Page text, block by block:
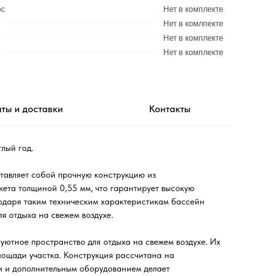
Нет в комплекте
Нет в комлпекте
Нет в комплекте
Нет в комплекте
и доставки Контакты
год.
собой прочную конструкцию из
толщиной 0,55 мм, что гарантирует высокую
таким техническим характеристикам бассейн
отдыха на свежем воздухе.
пространство для отдыха на свежем воздухе. Их
участка. Конструкция рассчитана на
и дополнительным оборудованием делает